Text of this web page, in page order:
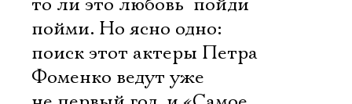
то ли это любовь  пойди
пойми. Но ясно одно:
поиск этот актеры Петра
Фоменко ведут уже